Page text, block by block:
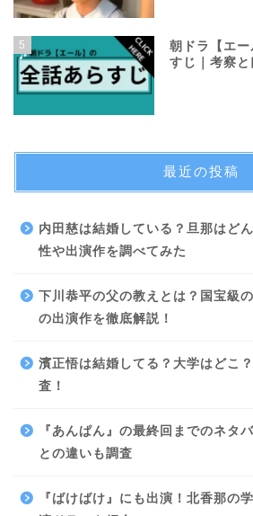
5
朝ドラ【エ
すじ｜考察と
最近の投稿
内田慈は結婚している？旦那はど
性や出演作を調べてみた
下川恭平の父の教えとは？国宝級
の出演作を徹底解説！
濱正悟は結婚してる？大学はどこ
査！
『あんぱん』の最終回までのネタ
との違いも調査
『ばけばけ』にも出演！北香那の